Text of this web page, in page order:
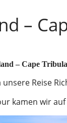
–
– Cape
Reise
kamen wir